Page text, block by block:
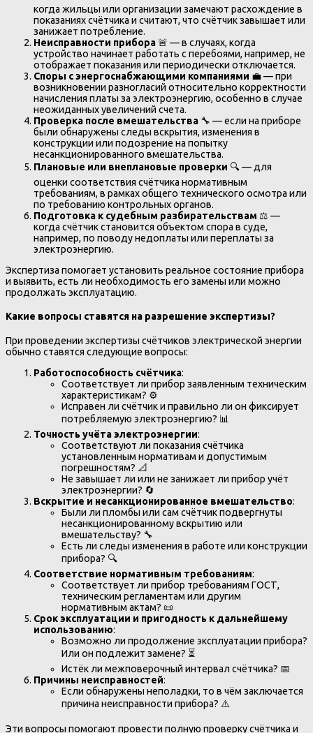
когда жильцы или организации замечают расхождение в
показаниях счётчика и считают, что счётчик завышает или
занижает потребление.
Неисправности прибора🚨 — в случаях, когда
устройство начинает работать с перебоями, например, не
отображает показания или периодически отключается.
Споры с энергоснабжающими компаниями 💼 — при
возникновении разногласий относительно корректности
начисления платы за электроэнергию, особенно в случае
неожиданных увеличений счета.
Проверка после вмешательства 🔧 — если на приборе
были обнаружены следы вскрытия, изменения в
конструкции или подозрение на попытку
несанкционированного вмешательства.
Плановые или внеплановые проверки 🔍 — для
оценки соответствия счётчика нормативным
требованиям, в рамках общего технического осмотра или
по требованию контрольных органов.
Подготовка к судебным разбирательствам ⚖️ —
когда счётчик становится объектом спора в суде,
например, по поводу недоплаты или переплаты за
электроэнергию.
Экспертиза помогает установить реальное состояние прибора
и выявить, есть ли необходимость его замены или можно
продолжать эксплуатацию.
Какие вопросы ставятся на разрешение экспертизы?
При проведении экспертизы счётчиков электрической энергии
обычно ставятся следующие вопросы:
Работоспособность счётчика:
Соответствует ли прибор заявленным техническим
характеристикам? ⚙️
Исправен ли счётчик и правильно ли он фиксирует
потребляемую электроэнергию? 📊
Точность учёта электроэнергии:
Соответствуют ли показания счётчика
установленным нормативам и допустимым
погрешностям? 📐
Не завышает ли или не занижает ли прибор учёт
электроэнергии? 🔄
Вскрытие и несанкционированное вмешательство:
Были ли пломбы или сам счётчик подвергнуты
несанкционированному вскрытию или
вмешательству? 🔧
Есть ли следы изменения в работе или конструкции
прибора? 🔍
Соответствие нормативным требованиям:
Соответствует ли прибор требованиям ГОСТ,
техническим регламентам или другим
нормативным актам? 📜
Срок эксплуатации и пригодность к дальнейшему
использованию:
Возможно ли продолжение эксплуатации прибора?
Или он подлежит замене? ⏳
Истёк ли межповерочный интервал счётчика? 📅
Причины неисправностей:
Если обнаружены неполадки, то в чём заключается
причина неисправности прибора? ⚠️
Эти вопросы помогают провести полную проверку счётчика и